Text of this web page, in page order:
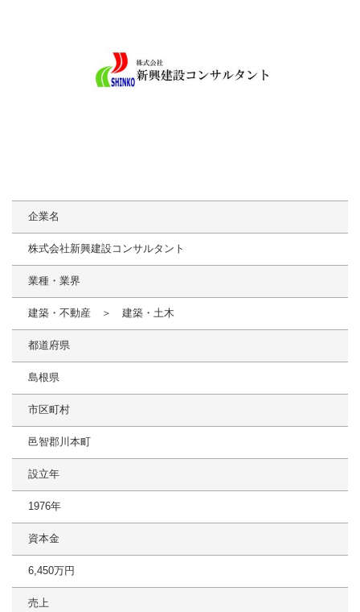
企業名
株式会社新興建設コンサルタント
業種・業界
建築・不動産 ＞ 建築・土木
都道府県
島根県
市区町村
邑智郡川本町
設立年
1976年
資本金
6,450万円
売上